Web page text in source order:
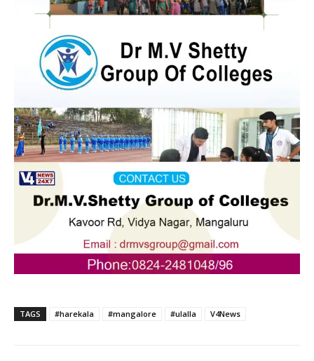
TAGS #harekala #mangalore #ulalla V4News